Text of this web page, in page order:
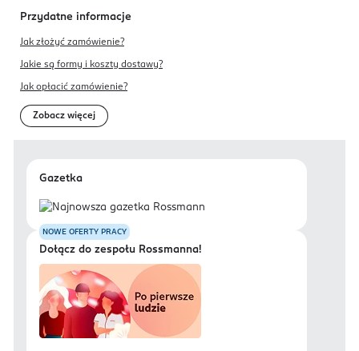
Przydatne informacje
Jak złożyć zamówienie?
Jakie są formy i koszty dostawy?
Jak opłacić zamówienie?
Zobacz więcej
Gazetka
NOWE OFERTY PRACY
Dołącz do zespołu Rossmanna!